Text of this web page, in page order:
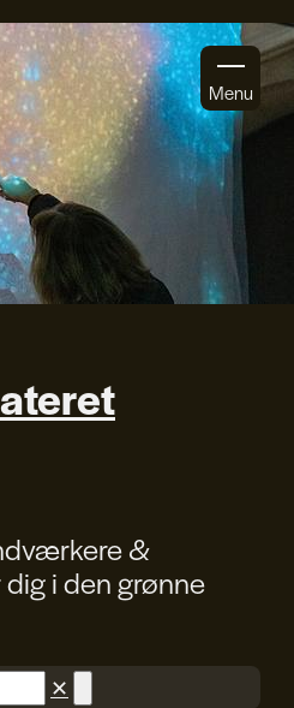
indhold
Menu
&
i dengrønne
✕